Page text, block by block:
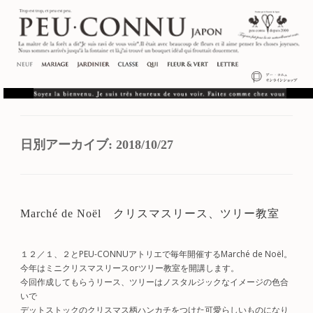
日別アーカイブ: 2018/10/27
Marché de Noël クリスマスリース、ツリー教室
１２／１、２とPEU-CONNUアトリエで毎年開催するMarché de Noël。
今年はミニクリスマスリースorツリー教室を開講します。
今回作成してもらうリース、ツリーはノスタルジックなイメージの色合
いで
デットストックのクリスマス柄ハンカチをつけた可愛らしいものになり